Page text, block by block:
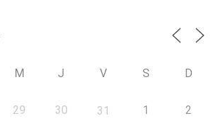
M J V S D
29 30 31 1 2